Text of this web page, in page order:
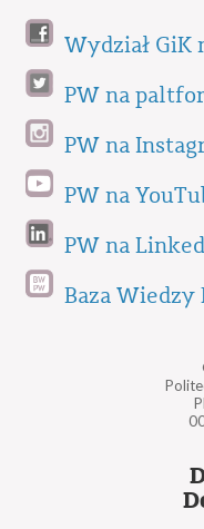
Wydział GiK
PW na
PW na
PW na
PW na
Baza Wiedzy